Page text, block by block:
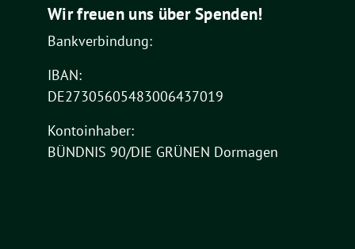
Wir freuen uns über Spenden!
Bankverbindung:
IBAN:
DE27305605483006437019
Kontoinhaber:
BÜNDNIS 90/DIE GRÜNEN Dormagen